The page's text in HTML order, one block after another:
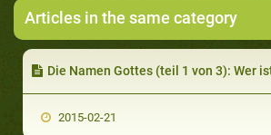
Articles in the same category
Die Namen Gottes (teil 1 von 3): Wer
2015-02-21